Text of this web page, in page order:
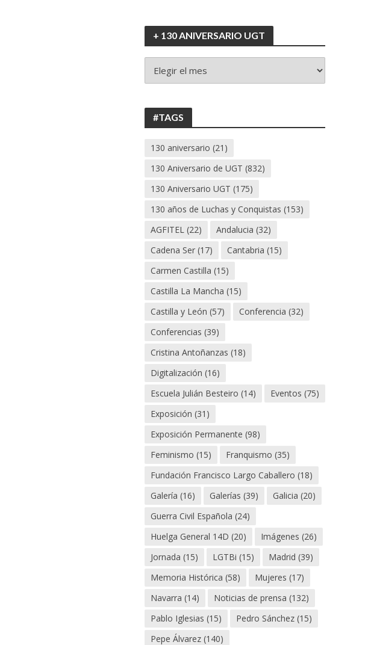
+ 130 ANIVERSARIO UGT
130
#TAGS
130 aniversario (21)
130 Aniversario de UGT (832)
130 Aniversario UGT (175)
130 años de Luchas y Conquistas (153)
AGFITEL (22) Andalucia (32)
Cadena Ser (17) Cantabria (15)
Carmen Castilla (15)
Castilla La Mancha (15)
Castilla y León (57) Conferencia (32)
Conferencias (39)
Cristina Antoñanzas (18)
Digitalización (16)
Escuela Julián Besteiro (14) Eventos (75)
Exposición (31)
Exposición Permanente (98)
Feminismo (15) Franquismo (35)
Fundación Francisco Largo Caballero (18)
Galería (16) Galerías (39) Galicia (20)
Guerra Civil Española (24)
Huelga General 14D (20) Imágenes (26)
Jornada (15) LGTBi (15) Madrid (39)
Memoria Histórica (58) Mujeres (17)
Navarra (14) Noticias de prensa (132)
Pablo Iglesias (15) Pedro Sánchez (15)
Pepe Álvarez (140)